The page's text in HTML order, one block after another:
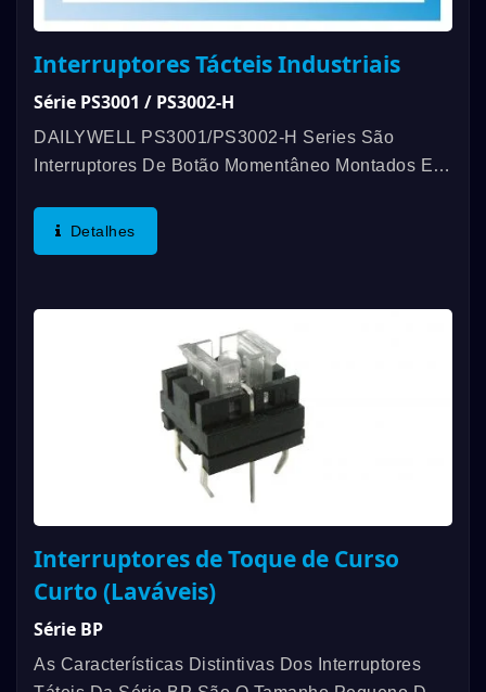
Interruptores Tácteis Industriais
Série PS3001 / PS3002-H
DAILYWELL PS3001/PS3002-H Series São
Interruptores De Botão Momentâneo Montados Em
Escolher Entre Um Interruptor De Um Pólo, Um
Lance, Ou Um Interruptor De Um Pólo,...
Detalhes
Interruptores de Toque de Curso
Curto (Laváveis)
Série BP
As Características Distintivas Dos Interruptores